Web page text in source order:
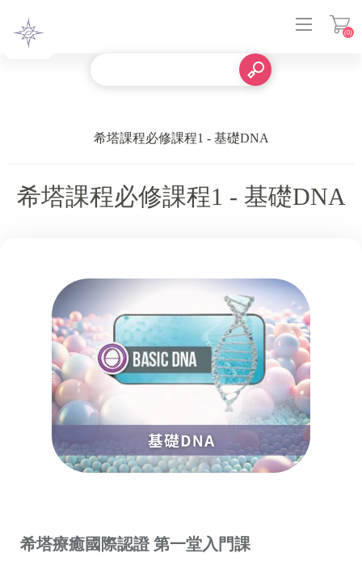
(0)
希塔課程必修課程1 - 基礎DNA
希塔課程必修課程1 - 基礎DNA
希塔療癒國際認證 第一堂入門課